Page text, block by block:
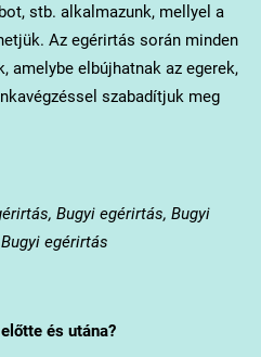
stb. alkalmazunk, mellyel a
Az egérirtás során minden
amelybe elbújhatnak az egerek,
szabadítjuk meg
Bugyi egérirtás, Bugyi
egérirtás
és utána?